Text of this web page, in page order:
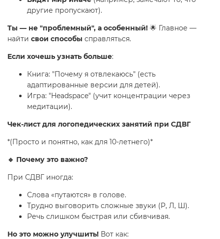
другие пропускают).
Ты — не "проблемный", а особенный! 🌟 Главное —
найти свои способы справляться.
Если хочешь узнать больше:
Книга: "Почему я отвлекаюсь" (есть
адаптированные версии для детей).
Игра: "Headspace" (учит концентрации через
медитации).
Чек-лист для логопедических занятий при СДВГ
*(Просто и понятно, как для 10-летнего)*
🔹 Почему это важно?
При СДВГ иногда:
Слова «путаются» в голове.
Трудно выговорить сложные звуки (Р, Л, Ш).
Речь слишком быстрая или сбивчивая.
Но это можно улучшить! Вот как: